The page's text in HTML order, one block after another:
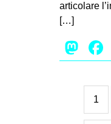
articolare
[…]
1